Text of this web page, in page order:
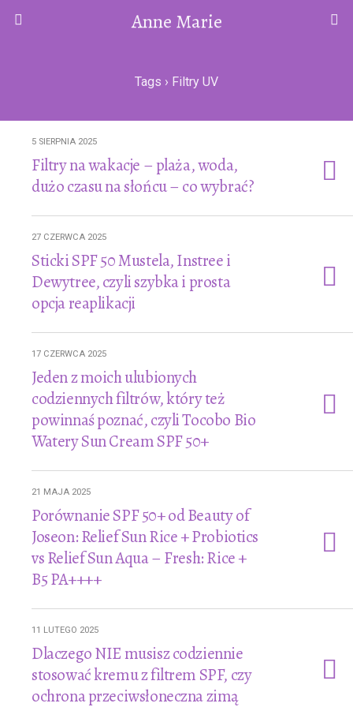
Anne Marie
Tags › Filtry UV
5 SIERPNIA 2025
Filtry na wakacje – plaża, woda,
dużo czasu na słońcu – co wybrać?
27 CZERWCA 2025
Sticki SPF 50 Mustela, Instree i
Dewytree, czyli szybka i prosta
opcja reaplikacji
17 CZERWCA 2025
Jeden z moich ulubionych
codziennych filtrów, który też
powinnaś poznać, czyli Tocobo Bio
Watery Sun Cream SPF 50+
21 MAJA 2025
Porównanie SPF 50+ od Beauty of
Joseon: Relief Sun Rice + Probiotics
vs Relief Sun Aqua – Fresh: Rice +
B5 PA++++
11 LUTEGO 2025
Dlaczego NIE musisz codziennie
stosować kremu z filtrem SPF, czy
ochrona przeciwsłoneczna zimą